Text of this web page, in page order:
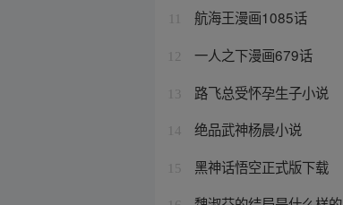
航海王漫画1085话
12 一人之下漫画679话
13 路飞总受怀孕生子小说
14 绝品武神杨晨小说
15 黑神话悟空正式版下载